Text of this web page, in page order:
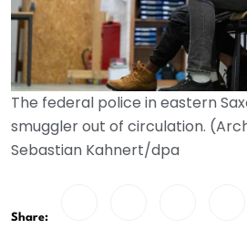
The federal police in eastern
smuggler out of circulation.
Sebastian Kahnert/dpa
Share: